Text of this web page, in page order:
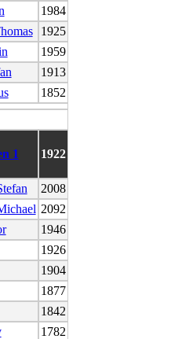
1984
1925
1959
1913
1852
1 1922
2008
2092
1946
1926
1904
1877
1842
1782